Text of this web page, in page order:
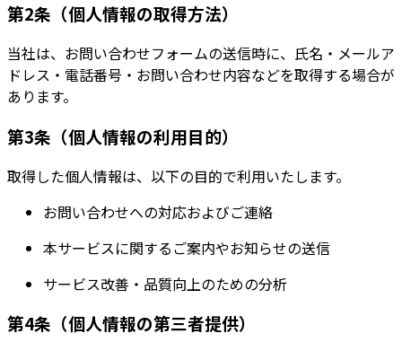
第2条（個人情報の取得方法）
当社は、お問い合わせフォームの送信時に、氏名・メールア
ドレス・電話番号・お問い合わせ内容などを取得する場合が
あります。
第3条（個人情報の利用目的）
取得した個人情報は、以下の目的で利用いたします。
お問い合わせへの対応およびご連絡
本サービスに関するご案内やお知らせの送信
サービス改善・品質向上のための分析
第4条（個人情報の第三者提供）